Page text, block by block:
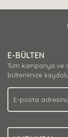
E-BÜLTEN
Tüm kampanya ve
bültenimize